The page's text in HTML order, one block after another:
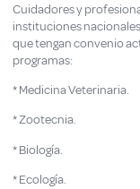
Cuidadores y
instituciones
que tengan convenio
programas:
* Medicina Veterinaria.
* Zootecnia.
* Biología.
* Ecología.